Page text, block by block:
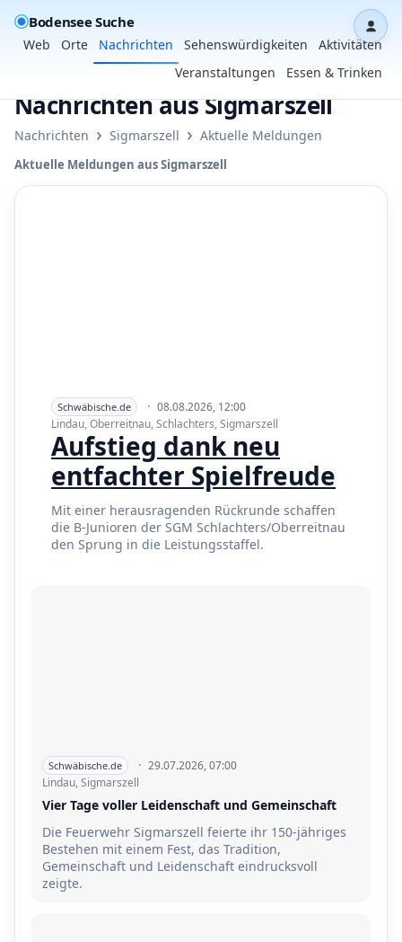
Bodensee Suche
Web Orte Nachrichten Sehenswürdigkeiten
Aktivitäten
Veranstaltungen
Essen & Trinken
Nachrichten aus Sigmarszell
Nachrichten › Sigmarszell › Aktuelle Meldungen
Aktuelle Meldungen aus Sigmarszell
Schwäbische.de · 08.08.2026, 12:00
Lindau, Oberreitnau, Schlachters, Sigmarszell
Aufstieg dank neu
entfachter Spielfreude
Mit einer herausragenden Rückrunde schaffen
die B-Junioren der SGM Schlachters/Oberreitnau
den Sprung in die Leistungsstaffel.
Schwäbische.de · 29.07.2026, 07:00
Lindau, Sigmarszell
Vier Tage voller Leidenschaft und Gemeinschaft
Die Feuerwehr Sigmarszell feierte ihr 150-jähriges
Bestehen mit einem Fest, das Tradition,
Gemeinschaft und Leidenschaft eindrucksvoll
zeigte.